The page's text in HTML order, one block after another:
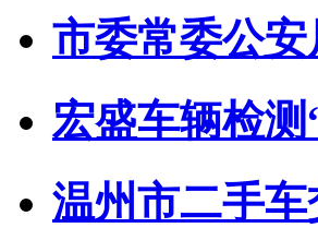
市委常委公
宏盛车辆检
温州市二手